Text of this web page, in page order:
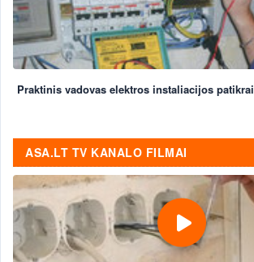
Praktinis vadovas elektros instaliacijos patikrai
ASA.LT TV KANALO FILMAI